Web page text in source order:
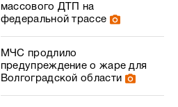
массового ДТП на
федеральной трассе
МЧС продлило
предупреждение о жаре для
Волгоградской области